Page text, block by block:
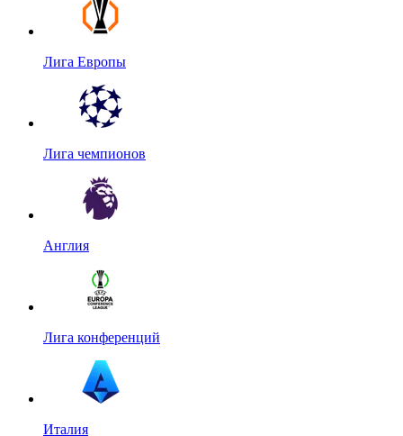
Лига Европы
Лига чемпионов
Англия
Лига конференций
Италия